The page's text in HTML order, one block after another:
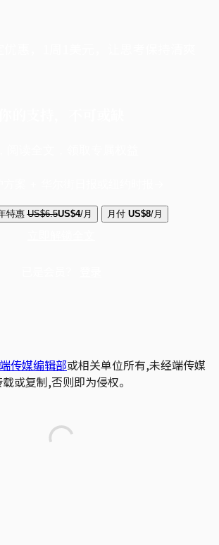
特惠 US$6.5US$4/月 月付 US$8/月
端传媒编辑部或相关单位所有,未经端传媒
或复制,否则即为侵权。